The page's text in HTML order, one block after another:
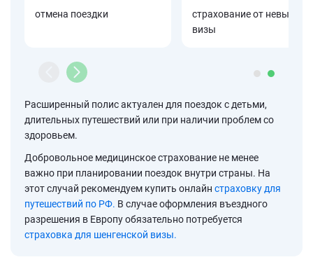
отмена поездки
страхование от невыдачи
визы
Расширенный полис актуален для поездок с детьми,
длительных путешествий или при наличии проблем со
здоровьем.
Добровольное медицинское страхование не менее
важно при планировании поездок внутри страны. На
этот случай рекомендуем купить онлайн страховку для
путешествий по РФ. В случае оформления въездного
разрешения в Европу обязательно потребуется
страховка для шенгенской визы.